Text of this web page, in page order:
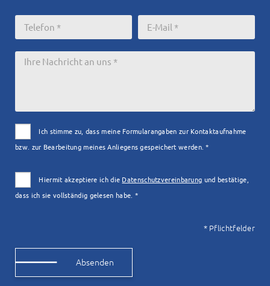
Ich stimme zu, dass meine Formularangaben zur Kontaktaufnahme
bzw. zur Bearbeitung meines Anliegens gespeichert werden. *
Hiermit akzeptiere ich die Datenschutzvereinbarung und bestätige,
dass ich sie vollständig gelesen habe. *
* Pflichtfelder